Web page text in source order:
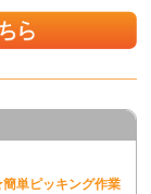
単ピッキング作業